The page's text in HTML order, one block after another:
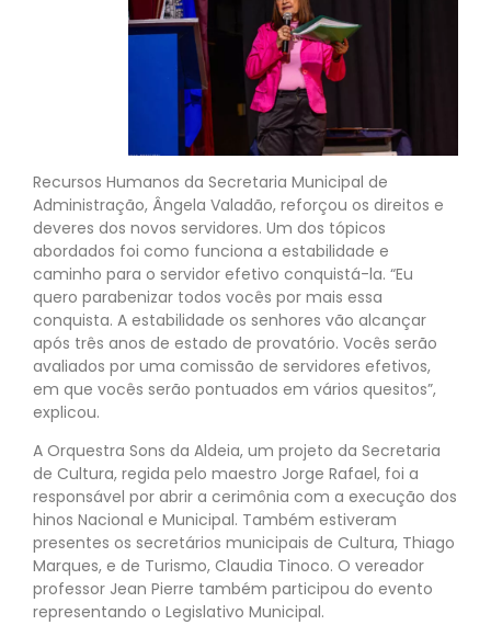
Recursos Humanos da Secretaria Municipal de
Administração, Ângela Valadão, reforçou os direitos e
deveres dos novos servidores. Um dos tópicos
abordados foi como funciona a estabilidade e
caminho para o servidor efetivo conquistá-la. “Eu
quero parabenizar todos vocês por mais essa
conquista. A estabilidade os senhores vão alcançar
após três anos de estado de provatório. Vocês serão
avaliados por uma comissão de servidores efetivos,
em que vocês serão pontuados em vários quesitos”,
explicou.
A Orquestra Sons da Aldeia, um projeto da Secretaria
de Cultura, regida pelo maestro Jorge Rafael, foi a
responsável por abrir a cerimônia com a execução dos
hinos Nacional e Municipal. Também estiveram
presentes os secretários municipais de Cultura, Thiago
Marques, e de Turismo, Claudia Tinoco. O vereador
professor Jean Pierre também participou do evento
representando o Legislativo Municipal.